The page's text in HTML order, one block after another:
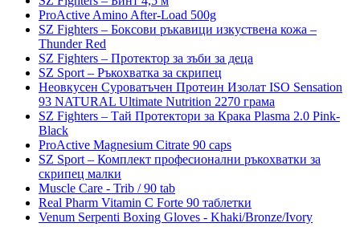
ProActive Amino After-Load 500g
SZ Fighters – Боксови ръкавици изкуствена кожа –
Thunder Red
SZ Fighters – Протектор за зъби за деца
SZ Sport – Ръкохватка за скрипец
Неовкусен Суроватъчен Протеин Изолат ISO Sensation
93 NATURAL Ultimate Nutrition 2270 грама
SZ Fighters – Тай Протектори за Крака Plasma 2.0 Pink-
Black
ProActive Magnesium Citrate 90 caps
SZ Sport – Комплект професионални ръкохватки за
скрипец малки
Muscle Care - Trib / 90 tab
Real Pharm Vitamin C Forte 90 таблетки
Venum Serpenti Boxing Gloves - Khaki/Bronze/Ivory